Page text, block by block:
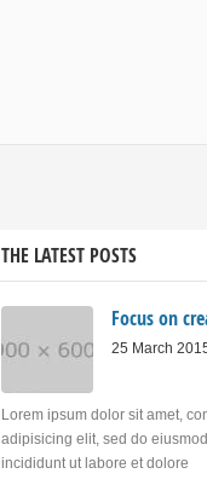
THE LATEST POSTS
Focus on
25 March
Lorem ipsum dolor sit amet,
adipisicing elit, sed do
incididunt ut labore et dolore